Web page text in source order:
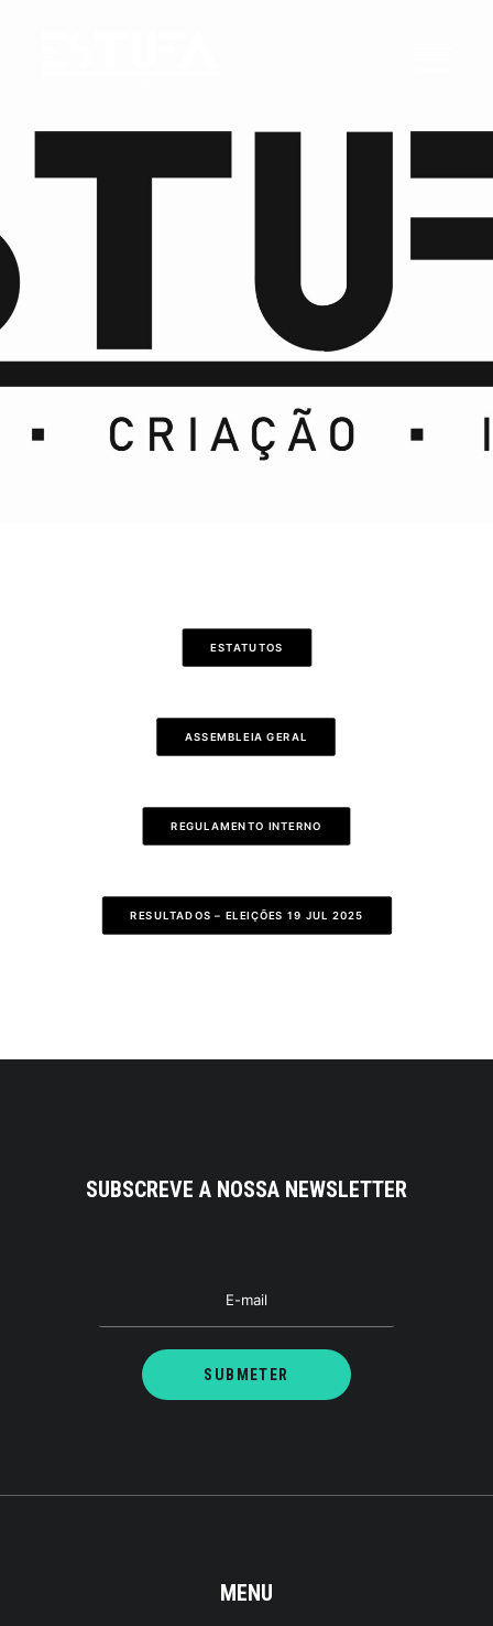
ESTATUTOS
ASSEMBLEIA GERAL
REGULAMENTO INTERNO
RESULTADOS – ELEIÇÕES 19 JUL 2025
SUBSCREVE A NOSSA NEWSLETTER
MENU